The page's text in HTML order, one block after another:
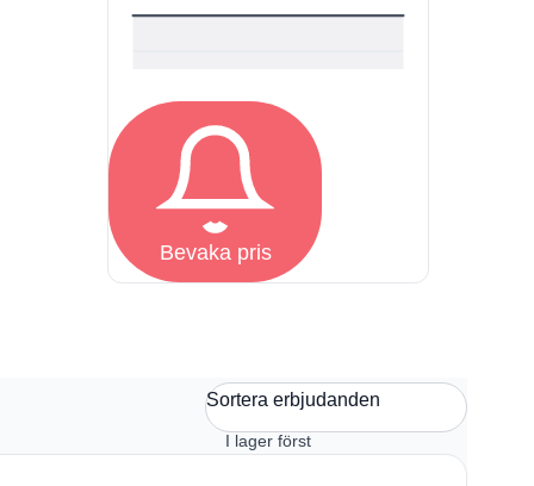
Bevaka pris
Sortera erbjudanden